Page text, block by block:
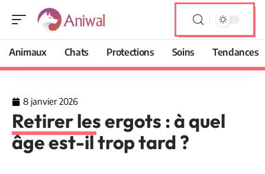
Animaux Chats Protections Soins Tendances
8 janvier 2026
Retirer les ergots : à quel
âge est-il trop tard ?